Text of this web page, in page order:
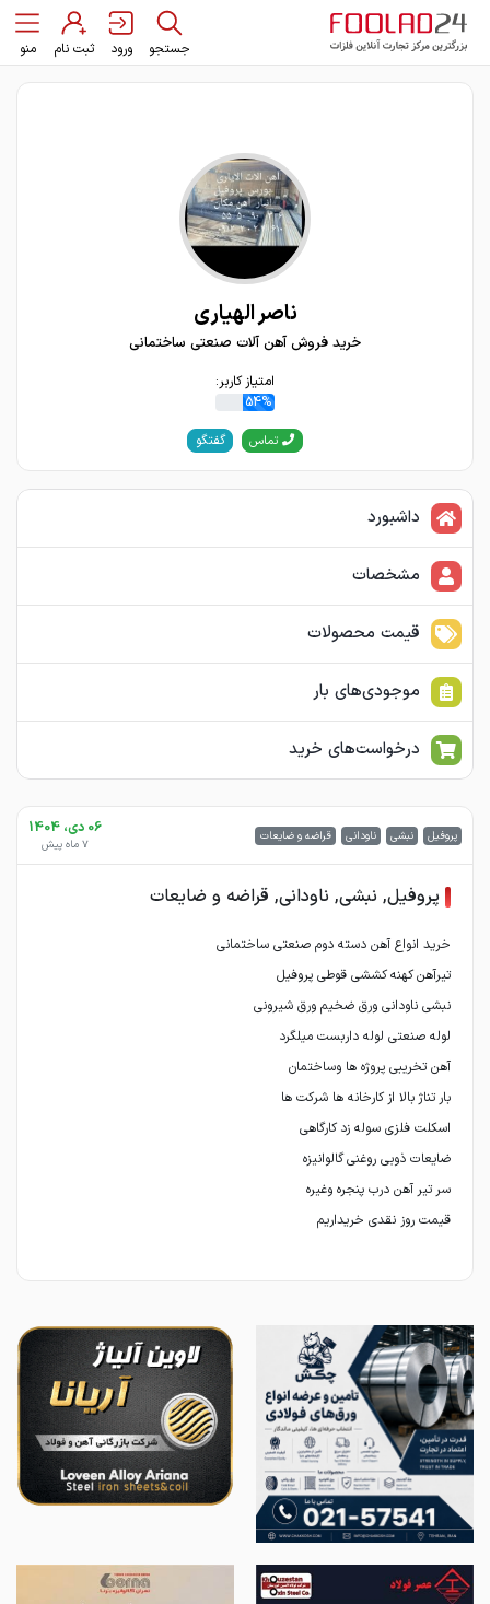
جستجو ورود ثبت نام منو
ناصر الهیاری
خرید فروش آهن آلات صنعتی ساختمانی
امتیاز کاربر:
54%
تماس گفتگو
داشبورد
مشخصات
قیمت محصولات
موجودی‌های بار
درخواست‌های خرید
پروفیل نبشی ناودانی قراضه و ضایعات 06 دی، 1404
7 ماه پیش
پروفیل, نبشی, ناودانی, قراضه و ضایعات
قيمت روز نقدی خریداریم